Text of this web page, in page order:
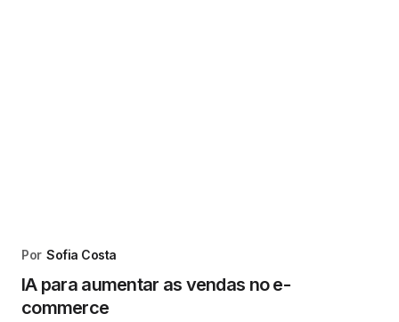
Por Sofia Costa
IA para aumentar as vendas no e-
commerce